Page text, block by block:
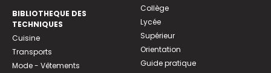
BIBLIOTHEQUE DES
TECHNIQUES
Cuisine
Transports
Mode - Vêtements
Collège
Lycée
Supérieur
Orientation
Guide pratique